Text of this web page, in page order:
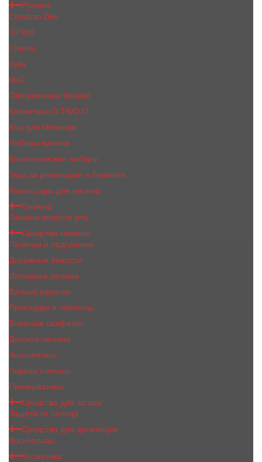
Румяна
Christian Dior
OTWO
Сhanеl
Kylie
MaC
Оформление бровей
Косметика O.TWO.O
Хна для Мехенди
Наборы кремов
Косметические наборы
Уход за ресницами и бровями
Аксессуары для ресниц
Гигиена
Гигиена полости рта
Средства гигиены
Пелёнки и подгузники
Дорожные ёмкости
Интимная гигиена
Ватные палочки
Прокладки и тампоны
Влажные салфетки
Детская гигиена
Антисептики
Первая помощь
Презервативы
Средства для загара
Защита от солнца
Средства для депиляции
Воскоплавы
Косметика